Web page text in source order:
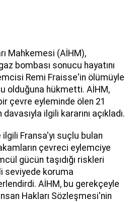
Mahkemesi (AİHM),
bombası sonucu hayatını
Remi Fraisse'in ölümüyle
olduğuna hükmetti. AİHM,
çevre eyleminde ölen 21
ilgili kararını açıkladı.
Fransa'yı suçlu bulan
çevreci eylemciye
gücün taşıdığı riskleri
seviyede koruma
AİHM, bu gerekçeyle
Hakları Sözleşmesi'nin